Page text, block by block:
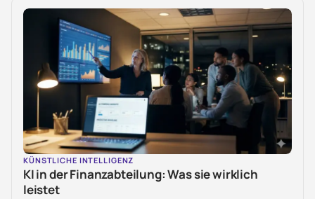
KÜNSTLICHE INTELLIGENZ
KI in der Finanzabteilung: Was sie wirklich
leistet